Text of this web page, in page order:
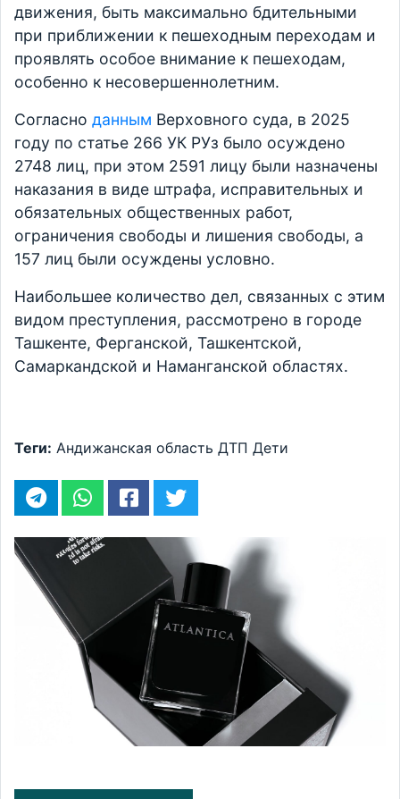
движения, быть максимально бдительными
при приближении к пешеходным переходам и
проявлять особое внимание к пешеходам,
особенно к несовершеннолетним.
Согласно данным Верховного суда, в 2025
году по статье 266 УК РУз было осуждено
2748 лиц, при этом 2591 лицу были назначены
наказания в виде штрафа, исправительных и
обязательных общественных работ,
ограничения свободы и лишения свободы, а
157 лиц были осуждены условно.
Наибольшее количество дел, связанных с этим
видом преступления, рассмотрено в городе
Ташкенте, Ферганской, Ташкентской,
Самаркандской и Наманганской областях.
Теги: Андижанская область ДТП Дети